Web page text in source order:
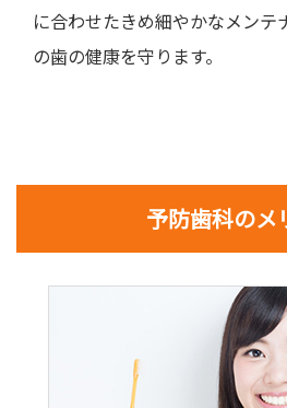
に合わせたきめ細やかなメンテ
の歯の健康を守ります。
予防歯科のメ